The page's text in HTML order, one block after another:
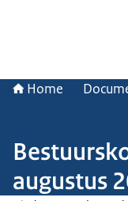
Home
augustus